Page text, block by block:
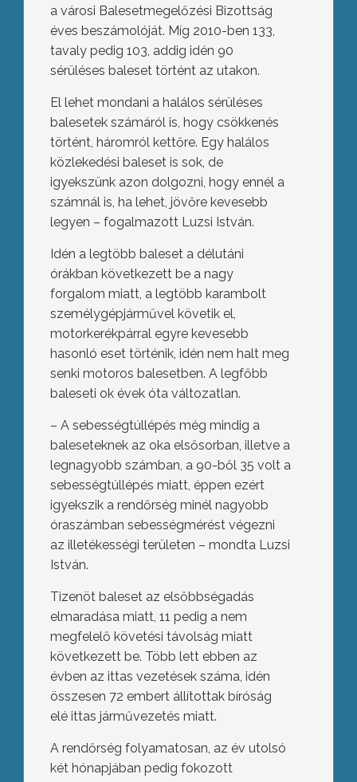
a városi Balesetmegelőzési Bizottság
éves beszámolóját. Míg 2010-ben 133,
tavaly pedig 103, addig idén 90
sérüléses baleset történt az utakon.
El lehet mondani a halálos sérüléses
balesetek számáról is, hogy csökkenés
történt, háromról kettőre. Egy halálos
közlekedési baleset is sok, de
igyekszünk azon dolgozni, hogy ennél a
számnál is, ha lehet, jövőre kevesebb
legyen – fogalmazott Luzsi István.
Idén a legtöbb baleset a délutáni
órákban következett be a nagy
forgalom miatt, a legtöbb karambolt
személygépjárművel követik el,
motorkerékpárral egyre kevesebb
hasonló eset történik, idén nem halt meg
senki motoros balesetben. A legfőbb
baleseti ok évek óta változatlan.
– A sebességtúllépés még mindig a
baleseteknek az oka elsősorban, illetve a
legnagyobb számban, a 90-ből 35 volt a
sebességtúllépés miatt, éppen ezért
igyekszik a rendőrség minél nagyobb
óraszámban sebességmérést végezni
az illetékességi területen – mondta Luzsi
István.
Tizenöt baleset az elsőbbségadás
elmaradása miatt, 11 pedig a nem
megfelelő követési távolság miatt
következett be. Több lett ebben az
évben az ittas vezetések száma, idén
összesen 72 embert állítottak bíróság
elé ittas járművezetés miatt.
A rendőrség folyamatosan, az év utolsó
két hónapjában pedig fokozott